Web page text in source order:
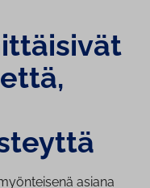
asiana